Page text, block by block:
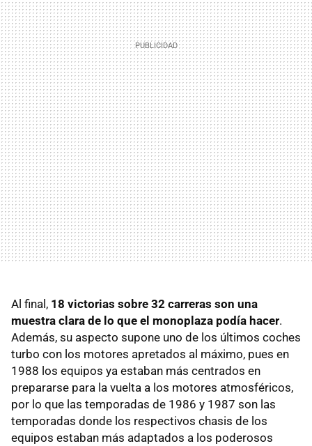
Al final, 18 victorias sobre 32 carreras son una
muestra clara de lo que el monoplaza podía hacer.
Además, su aspecto supone uno de los últimos coches
turbo con los motores apretados al máximo, pues en
1988 los equipos ya estaban más centrados en
prepararse para la vuelta a los motores atmosféricos,
por lo que las temporadas de 1986 y 1987 son las
temporadas donde los respectivos chasis de los
equipos estaban más adaptados a los poderosos